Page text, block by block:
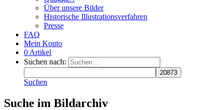
Über unsere Bilder
Historische Illustrationsverfahren
Presse
FAQ
Mein Konto
0 Artikel
Suchen nach:
Suchen
Suche im Bildarchiv